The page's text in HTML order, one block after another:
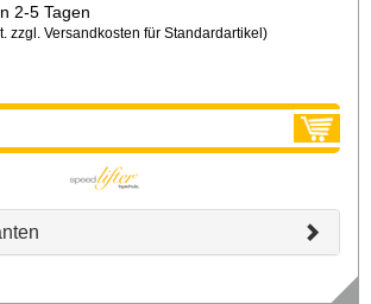
2-5 Tagen
zzgl. Versandkosten für Standardartikel)